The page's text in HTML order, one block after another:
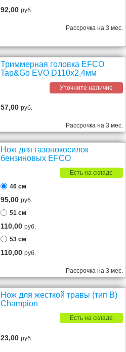
92,00руб.
Рассрочка на 3 мес.
Триммерная головка EFCO
Tap&Go EVO D110х2,4мм
Уточните наличие
57,00руб.
Рассрочка на 3 мес.
Нож для газонокосилок
бензиновых EFCO
Есть на складе
46 см
95,00руб.
51 см
110,00руб.
53 см
110,00руб.
Рассрочка на 3 мес.
Нож для жесткой травы (тип В)
Champion
Есть на складе
23,00руб.